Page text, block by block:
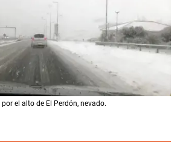
el alto de El Perdón, nevado.